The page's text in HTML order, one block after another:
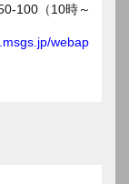
100（10時～
webap